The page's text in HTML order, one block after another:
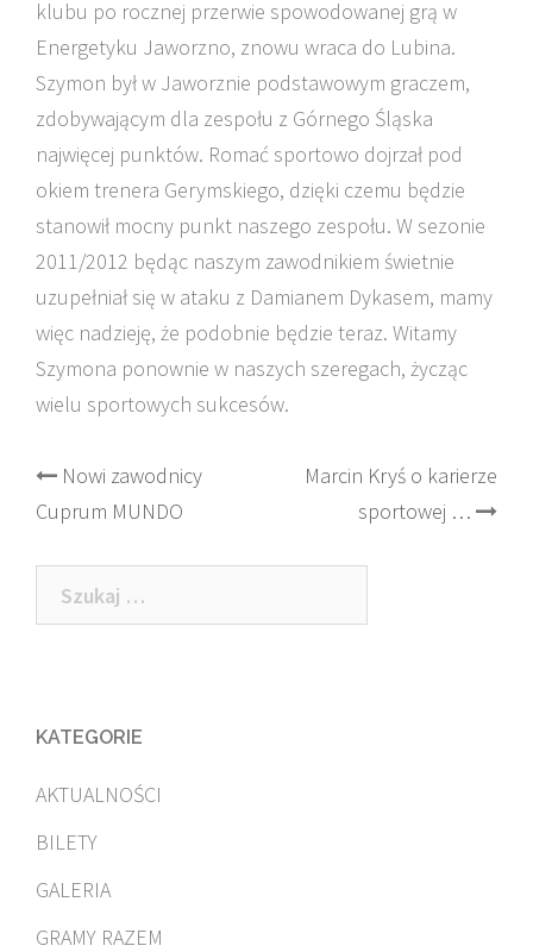
klubu po rocznej przerwie spowodowanej grą w
Energetyku Jaworzno, znowu wraca do Lubina.
Szymon był w Jaworznie podstawowym graczem,
zdobywającym dla zespołu z Górnego Śląska
najwięcej punktów. Romać sportowo dojrzał pod
okiem trenera Gerymskiego, dzięki czemu będzie
stanowił mocny punkt naszego zespołu. W sezonie
2011/2012 będąc naszym zawodnikiem świetnie
uzupełniał się w ataku z Damianem Dykasem, mamy
więc nadzieję, że podobnie będzie teraz. Witamy
Szymona ponownie w naszych szeregach, życząc
wielu sportowych sukcesów.
Post
navigation
Nowi zawodnicy
Cuprum MUNDO
Marcin Kryś o karierze
sportowej …
Szukaj:
KATEGORIE
AKTUALNOŚCI
BILETY
GALERIA
GRAMY RAZEM